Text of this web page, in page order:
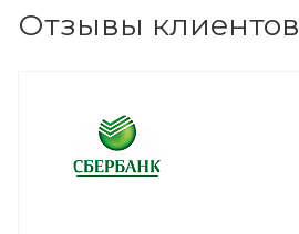
Отзывы клиентов